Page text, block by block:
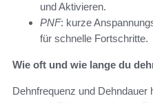
und Aktivieren.
PNF: kurze
für schnelle Fortschritte.
Wie oft und wie lange du
Dehnfrequenz und Dehndauer